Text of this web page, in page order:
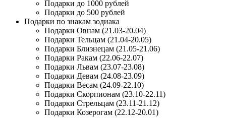
Подарки до 1000 рублей
Подарки до 500 рублей
Подарки по знакам зодиака
Подарки Овнам (21.03-20.04)
Подарки Тельцам (21.04-20.05)
Подарки Близнецам (21.05-21.06)
Подарки Ракам (22.06-22.07)
Подарки Львам (23.07-23.08)
Подарки Девам (24.08-23.09)
Подарки Весам (24.09-22.10)
Подарки Скорпионам (23.10-22.11)
Подарки Стрельцам (23.11-21.12)
Подарки Козерогам (22.12-20.01)